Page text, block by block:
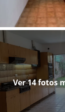
Ver 14 fotos